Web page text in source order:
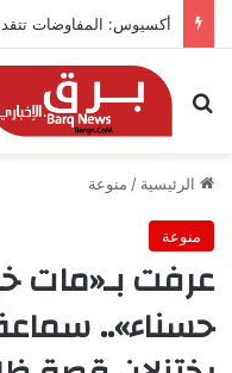
أكسيوس: المفاوضات
بحث عن
الرئيسية / منوعة
منوعة
عرفت بـ«مات
حسناء»..